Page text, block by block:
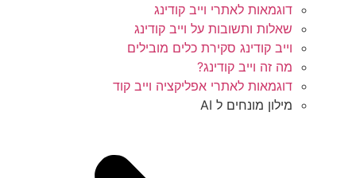
דוגמאות לאתרי וייב קודינג
שאלות ותשובות על וייב קודינג
וייב קודינג סקירת כלים מובילים
מה זה וייב קודינג?
דוגמאות לאתרי אפליקציה וייב קוד
מילון מונחים ל AI